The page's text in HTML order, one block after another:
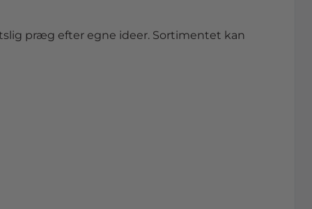
præg efter egne ideer. Sortimentet kan